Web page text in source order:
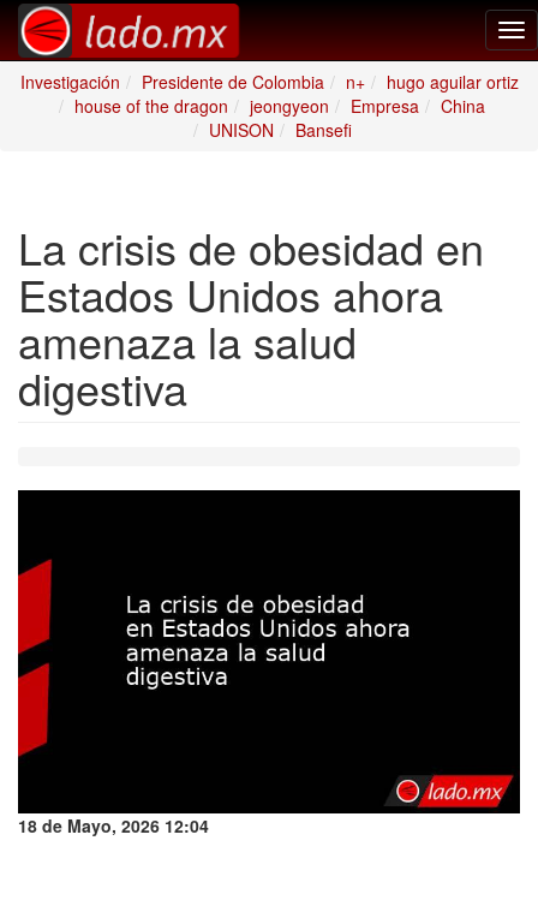
Investigación
Presidente de Colombia n+
hugo aguilar ortiz
house of the dragon
jeongyeon Empresa
China
UNISON
Bansefi
La crisis de obesidad en
Estados Unidos ahora
amenaza la salud
digestiva
18 de Mayo, 2026 12:04